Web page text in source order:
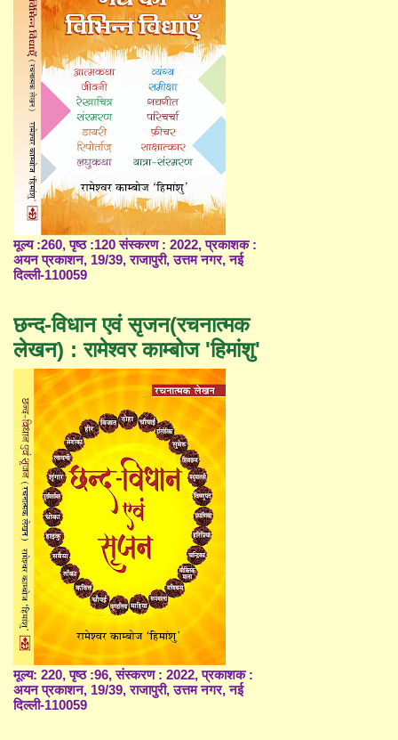
मूल्य :260, पृष्ठ :120 संस्करण : 2022, प्रकाशक :
अयन प्रकाशन, 19/39, राजापुरी, उत्तम नगर, नई
दिल्ली-110059
छन्द-विधान एवं सृजन(रचनात्मक
लेखन) : रामेश्वर काम्बोज 'हिमांशु'
मूल्य: 220, पृष्ठ :96, संस्करण : 2022, प्रकाशक :
अयन प्रकाशन, 19/39, राजापुरी, उत्तम नगर, नई
दिल्ली-110059